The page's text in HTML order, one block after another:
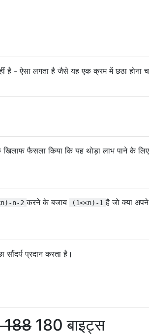
+    |
+++   |
++-+----
+ |    |
+++   |
+    |
है - ऐसा लगता है जैसे यह एक क्रम में छठा होना
फैसला किया कि यह थोड़ा लाभ पाने के लिए
n-2 करने के बजाय (1<<n)-1 है जो क्या
प्रदान करता है।
188 180 बाइट्स